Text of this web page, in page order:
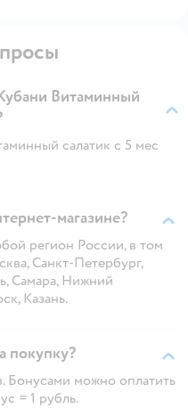
Витаминный
салатик с 5 мес
магазине?
регион России, в том
Санкт-Петербург,
Самара, Нижний
Казань.
покупку?
Бонусами можно оплатить
= 1 рубль.